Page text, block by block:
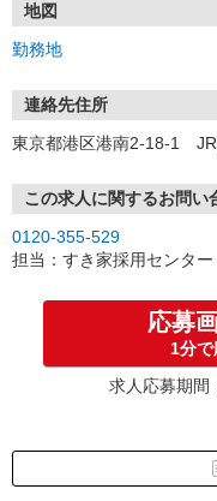
号」など
地図
勤務地
連絡先住所
東京都港区港南2-18-1
この求人に関するお問い
0120-355-529
担当：すき家採用センター
応募
1分
求人応募期間